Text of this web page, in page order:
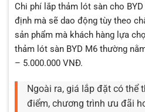
Chi phí lắp thảm lót sàn cho
định mà sẽ dao động tùy theo
sản phẩm mà khách hàng lựa
thảm lót sàn BYD M6 thường
– 5.000.000 VNĐ.
Ngoài ra, giá lắp đặt có thể
điểm, chương trình ưu đãi